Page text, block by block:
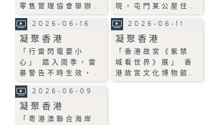
零售管理協會舉辦…
現，屯門某公屋住…
2026-06-16
凝聚香港
「行雷閃電要小
心」 踏入雨季，雷
暴警告不時生效，…
2026-06-11
凝聚香港
「香港故宮《紫禁
城看世界》展」 香
港故宮文化博物館…
2026-06-09
凝聚香港
「粵港澳聯合海岸